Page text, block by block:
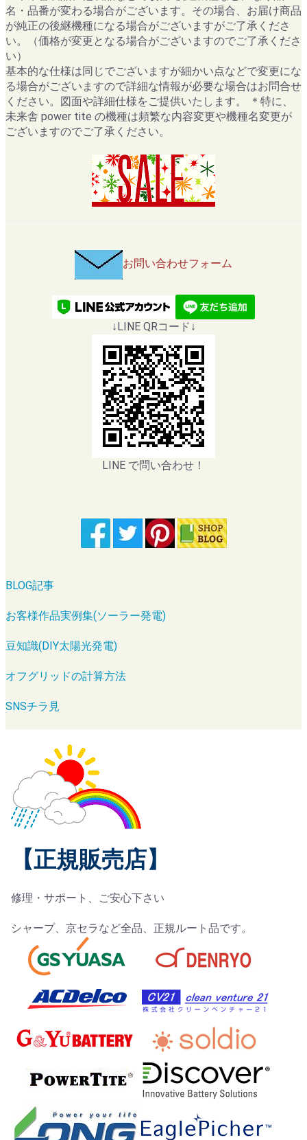
名・品番が変わる場合がございます。その場合、お届け商品
が純正の後継機種になる場合がございますがご了承くださ
い。（価格が変更となる場合がございますのでご了承くださ
い）
基本的な仕様は同じでございますが細かい点などで変更にな
る場合がございますので詳細な情報が必要な場合はお問合せ
ください。図面や詳細仕様をご提供いたします。 ＊特に、
未来舎 power tite の機種は頻繁な内容変更や機種名変更が
ございますのでご了承ください。
お問い合わせフォーム
↓LINE QRコード↓
LINE で問い合わせ！
BLOG記事
お客様作品実例集(ソーラー発電)
豆知識(DIY太陽光発電)
オフグリッドの計算方法
SNSチラ見
【正規販売店】
修理・サポート、ご安心下さい
シャープ、京セラなど全品、正規ルート品です。